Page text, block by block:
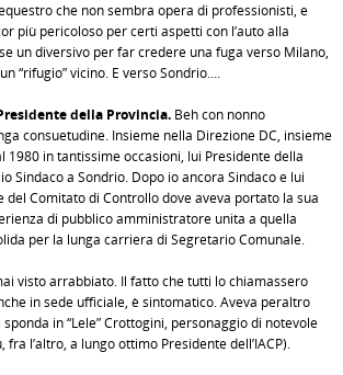
che non sembra opera di professionisti, e
più pericoloso per certi aspetti con l’auto alla
un diversivo per far credere una fuga verso Milano,
“rifugio” vicino. E verso Sondrio….
della Provincia. Beh con nonno
consuetudine. Insieme nella Direzione DC, insieme
1980 in tantissime occasioni, lui Presidente della
Sindaco a Sondrio. Dopo io ancora Sindaco e lui
del Comitato di Controllo dove aveva portato la sua
di pubblico amministratore unita a quella
per la lunga carriera di Segretario Comunale.
visto arrabbiato. Il fatto che tutti lo chiamassero
in sede ufficiale, è sintomatico. Aveva peraltro
sponda in “Lele” Crottogini, personaggio di notevole
fra l’altro, a lungo ottimo Presidente dell’IACP).